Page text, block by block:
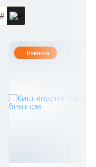
Новинка